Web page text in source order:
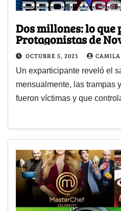
Dos millones: lo que
Protagonistas de
OCTUBRE 5, 2021
Un exparticipante reveló el
mensualmente, las trampas
fueron víctimas y que